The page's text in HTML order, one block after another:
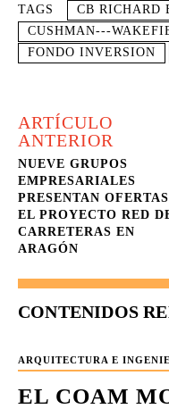
TAGS
CB RICHARD
CUSHMAN---
FONDO INVERSION
ARTÍCULO
ANTERIOR
NUEVE GRUPOS
EMPRESARIALES
PRESENTAN
EL PROYECTO RED
CARRETERAS EN
ARAGÓN
CONTENIDOS
ARQUITECTURA E
EL COAM